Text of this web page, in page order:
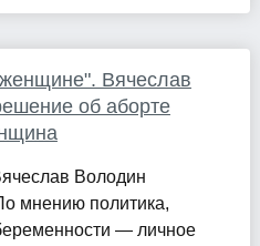
Вячеслав
об аборте
Володин
мнению политика,
— личное